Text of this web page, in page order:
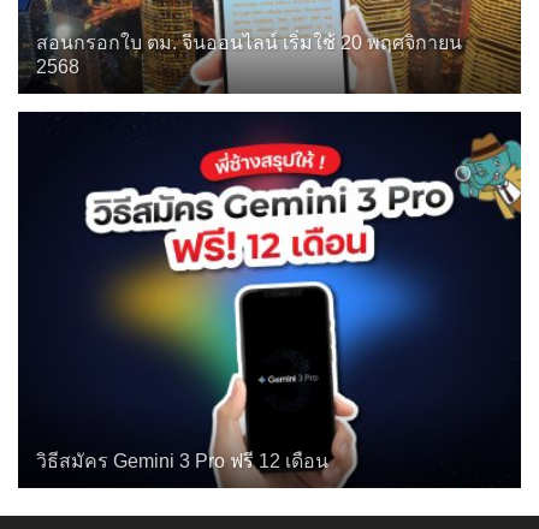
สอนกรอกใบ ตม. จีนออนไลน์ เริ่มใช้ 20 พฤศจิกายน
2568
วิธีสมัคร Gemini 3 Pro ฟรี 12 เดือน